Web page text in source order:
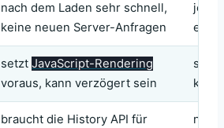
nach dem Laden sehr schnell,
keine neuen Server-Anfragen
eine
setztJavaScript-Rendering
voraus, kann verzögert sein
braucht die History API für